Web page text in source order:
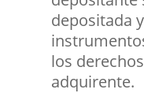
depositada
los
adquirente.